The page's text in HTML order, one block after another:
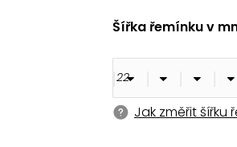
Šířka řemínku v
Jak změřit šířku